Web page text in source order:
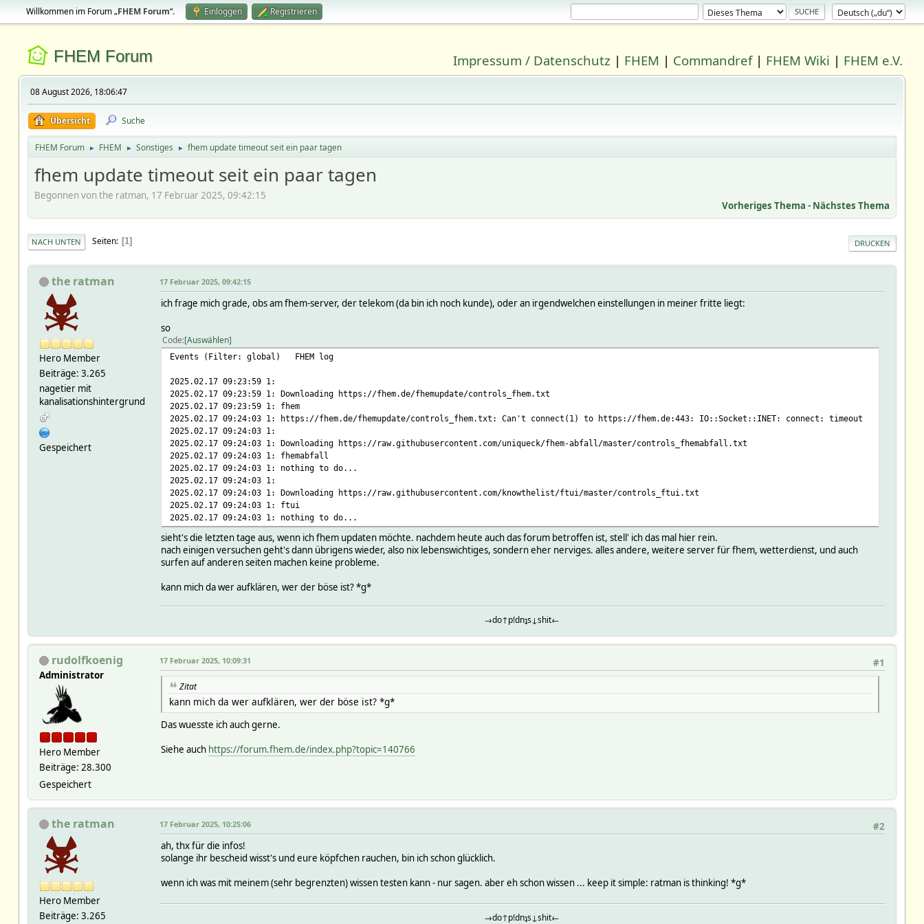
Willkommen im Forum „FHEM Forum“. Einloggen Registrieren
FHEM Forum Impressum / Datenschutz | FHEM | Commandref| FHEM Wiki | FHEM e.V.
08 August 2026, 18:06:47
Übersicht Suche
FHEM Forum ► FHEM ► Sonstiges ► fhem update timeout seit ein paar tagen
fhem update timeout seit ein paar tagen
Begonnen von the ratman, 17 Februar 2025, 09:42:15
Vorheriges Thema - Nächstes Thema
DRUCKEN
NACH UNTEN Seiten 1
the ratman
Hero Member
Beiträge: 3.265
nagetier mit
kanalisationshintergrund
Gespeichert
17 Februar 2025, 09:42:15
ich frage mich grade, obs am fhem-server, der telekom (da bin ich noch kunde), oder an irgendwelchen einstellungen in meiner fritte liegt:
so
Code Auswählen
Events (Filter: global) FHEM log
2025.02.17 09:23:59 1:
2025.02.17 09:23:59 1: Downloading https://fhem.de/fhemupdate/controls_fhem.txt
2025.02.17 09:23:59 1: fhem
2025.02.17 09:24:03 1: https://fhem.de/fhemupdate/controls_fhem.txt: Can't connect(1) to https://fhem.de:443: IO::Socket::INET: connect: timeout
2025.02.17 09:24:03 1:
2025.02.17 09:24:03 1: Downloading https://raw.githubusercontent.com/uniqueck/fhem-abfall/master/controls_fhemabfall.txt
2025.02.17 09:24:03 1: fhemabfall
2025.02.17 09:24:03 1: nothing to do...
2025.02.17 09:24:03 1:
2025.02.17 09:24:03 1: Downloading https://raw.githubusercontent.com/knowthelist/ftui/master/controls_ftui.txt
2025.02.17 09:24:03 1: ftui
2025.02.17 09:24:03 1: nothing to do...
sieht's die letzten tage aus, wenn ich fhem updaten möchte. nachdem heute auch das forum betroffen ist, stell' ich das mal hier rein.
nach einigen versuchen geht's dann übrigens wieder, also nix lebenswichtiges, sondern eher nerviges. alles andere, weitere server für fhem, wetterdienst, und auch
surfen auf anderen seiten machen keine probleme.
kann mich da wer aufklären, wer der böse ist? *g*
→do↑p!dnʇs↓shit←
rudolfkoenig
Administrator
Hero Member
Beiträge: 28.300
Gespeichert
#1
17 Februar 2025, 10:09:31
Zitat
kann mich da wer aufklären, wer der böse ist? *g*
Das wuesste ich auch gerne.
Siehe auch https://forum.fhem.de/index.php?topic=140766
the ratman
Hero Member
Beiträge: 3.265
#2
17 Februar 2025, 10:25:06
ah, thx für die infos!
solange ihr bescheid wisst's und eure köpfchen rauchen, bin ich schon glücklich.
wenn ich was mit meinem (sehr begrenzten) wissen testen kann - nur sagen. aber eh schon wissen ... keep it simple: ratman is thinking! *g*
→do↑p!dnʇs↓shit←